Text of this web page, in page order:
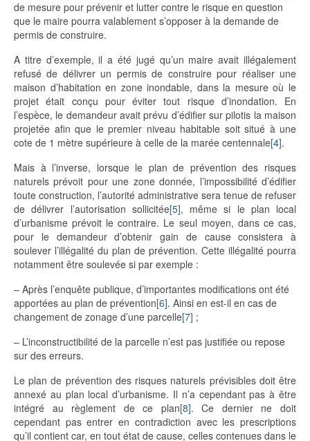
de mesure pour prévenir et lutter contre le risque en question
que le maire pourra valablement s’opposer à la demande de
permis de construire.
A titre d’exemple, il a été jugé qu’un maire avait illégalement
refusé de délivrer un permis de construire pour réaliser une
maison d’habitation en zone inondable, dans la mesure où le
projet était conçu pour éviter tout risque d’inondation. En
l’espèce, le demandeur avait prévu d’édifier sur pilotis la maison
projetée afin que le premier niveau habitable soit situé à une
cote de 1 mètre supérieure à celle de la marée centennale[4].
Mais à l’inverse, lorsque le plan de prévention des risques
naturels prévoit pour une zone donnée, l’impossibilité d’édifier
toute construction, l’autorité administrative sera tenue de refuser
de délivrer l’autorisation sollicitée[5], même si le plan local
d’urbanisme prévoit le contraire. Le seul moyen, dans ce cas,
pour le demandeur d’obtenir gain de cause consistera à
soulever l’illégalité du plan de prévention. Cette illégalité pourra
notamment être soulevée si par exemple :
– Après l’enquête publique, d’importantes modifications ont été
apportées au plan de prévention[6]. Ainsi en est-il en cas de
changement de zonage d’une parcelle[7] ;
– L’inconstructibilité de la parcelle n’est pas justifiée ou repose
sur des erreurs.
Le plan de prévention des risques naturels prévisibles doit être
annexé au plan local d’urbanisme. Il n’a cependant pas à être
intégré au règlement de ce plan[8]. Ce dernier ne doit
cependant pas entrer en contradiction avec les prescriptions
qu’il contient car, en tout état de cause, celles contenues dans le